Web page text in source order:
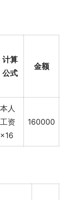
计算
公式
金额
本人
工资
×16
160000